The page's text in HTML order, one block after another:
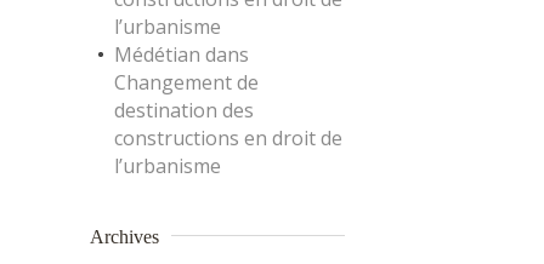
l’urbanisme
Médétian dans
Changement de
destination des
constructions en droit de
l’urbanisme
Archives